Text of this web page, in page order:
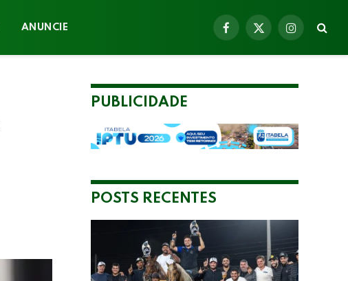
ANUNCIE
Facebook
X
Instagram
PUBLICIDADE
POSTS RECENTES